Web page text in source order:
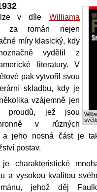
v díle Williama
za román nejen
míry klasický, kdy
vydělil z
literatury. V
pak vytvořil svou
skladbu, kdy je
vzájemně jen
proudů, jež jsou
v různých
a jeho nosná část je
postav.
charakteristické
a vysokou kvalitou
jehož děj